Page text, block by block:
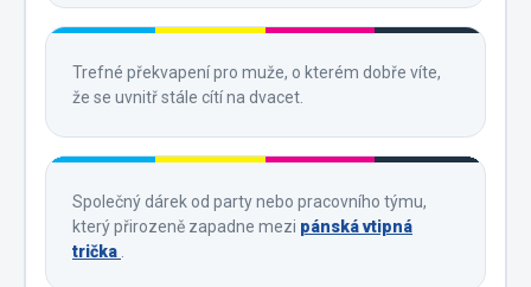
Trefné překvapení pro muže, o kterém dobře víte,
že se uvnitř stále cítí na dvacet.
Společný dárek od party nebo pracovního týmu,
který přirozeně zapadne mezi pánská vtipná
trička